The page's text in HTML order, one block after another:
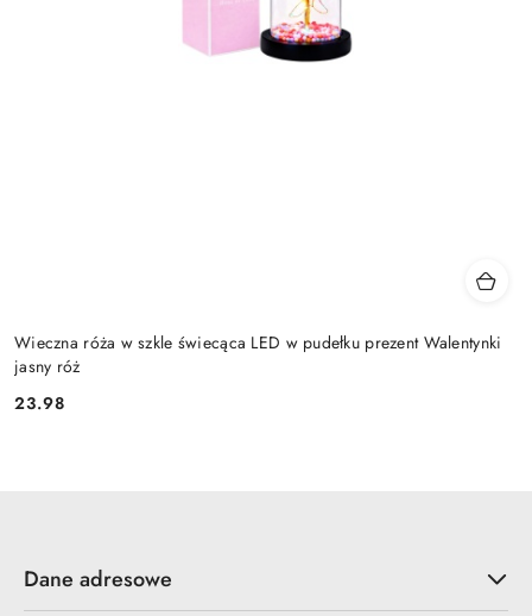
Wieczna róża w szkle świecąca LED w pudełku prezent Walentynki
jasny róż
Cena:
23.98
Dane adresowe